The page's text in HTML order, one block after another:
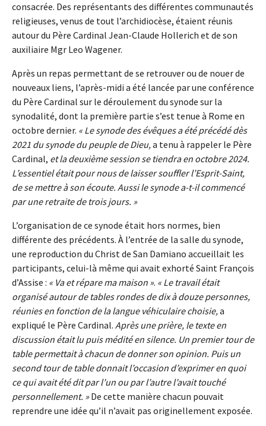
consacrée. Des représentants des différentes communautés
religieuses, venus de tout l’archidiocèse, étaient réunis
autour du Père Cardinal Jean-Claude Hollerich et de son
auxiliaire Mgr Leo Wagener.
Après un repas permettant de se retrouver ou de nouer de
nouveaux liens, l’après-midi a été lancée par une conférence
du Père Cardinal sur le déroulement du synode sur la
synodalité, dont la première partie s’est tenue à Rome en
octobre dernier. « Le synode des évêques a été précédé dès
2021 du synode du peuple de Dieu,a tenu à rappeler le Père
Cardinal, et la deuxième session se tiendra en octobre 2024.
L’essentiel était pour nous de laisser souffler l’Esprit-Saint,
de se mettre à son écoute. Aussi le synode a-t-il commencé
par une retraite de trois jours. »
L’organisation de ce synode était hors normes, bien
différente des précédents. À l’entrée de la salle du synode,
une reproduction du Christ de San Damiano accueillait les
participants, celui-là même qui avait exhorté Saint François
d’Assise : « Va et répare ma maison ». « Le travail était
organisé autour de tables rondes de dix à douze personnes,
réunies en fonction de la langue véhiculaire choisie,a
expliqué le Père Cardinal. Après une prière, le texte en
discussion était lu puis médité en silence. Un premier tour de
table permettait à chacun de donner son opinion. Puis un
second tour de table donnait l’occasion d’exprimer en quoi
ce qui avait été dit par l’un ou par l’autre l’avait touché
personnellement. »De cette manière chacun pouvait
reprendre une idée qu’il n’avait pas originellement exposée.